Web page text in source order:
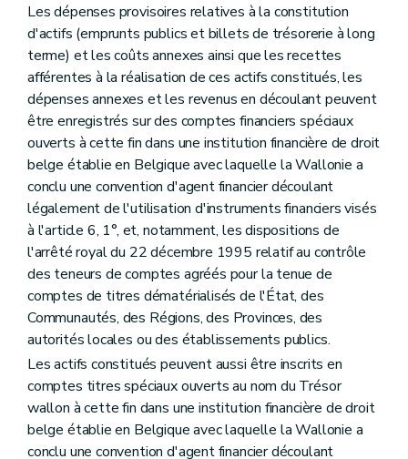
Les dépenses provisoires relatives à la constitution
d'actifs (emprunts publics et billets de trésorerie à long
terme) et les coûts annexes ainsi que les recettes
afférentes à la réalisation de ces actifs constitués, les
dépenses annexes et les revenus en découlant peuvent
être enregistrés sur des comptes financiers spéciaux
ouverts à cette fin dans une institution financière de droit
belge établie en Belgique avec laquelle la Wallonie a
conclu une convention d'agent financier découlant
légalement de l'utilisation d'instruments financiers visés
à l'article 6, 1°, et, notamment, les dispositions de
l'arrêté royal du 22 décembre 1995 relatif au contrôle
des teneurs de comptes agréés pour la tenue de
comptes de titres dématérialisés de l'État, des
Communautés, des Régions, des Provinces, des
autorités locales ou des établissements publics.
Les actifs constitués peuvent aussi être inscrits en
comptes titres spéciaux ouverts au nom du Trésor
wallon à cette fin dans une institution financière de droit
belge établie en Belgique avec laquelle la Wallonie a
conclu une convention d'agent financier découlant